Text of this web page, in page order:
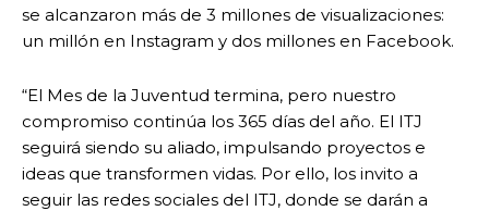
se alcanzaron más de 3 millones de visualizaciones:
un millón en Instagram y dos millones en Facebook.
“El Mes de la Juventud termina, pero nuestro
compromiso continúa los 365 días del año. El ITJ
seguirá siendo su aliado, impulsando proyectos e
ideas que transformen vidas. Por ello, los invito a
seguir las redes sociales del ITJ, donde se darán a